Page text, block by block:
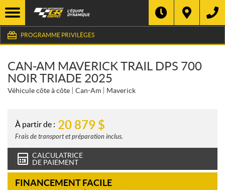
PROGRAMME PRIVILÈGES
CAN-AM MAVERICK TRAIL DPS 700
NOIR TRIADE 2025
Véhicule côte à côte Can-Am Maverick
À partir de : 20 879 $
Frais de transport et préparation inclus.
CALCULATRICE
DE PAIEMENT
FINANCEMENT FACILE